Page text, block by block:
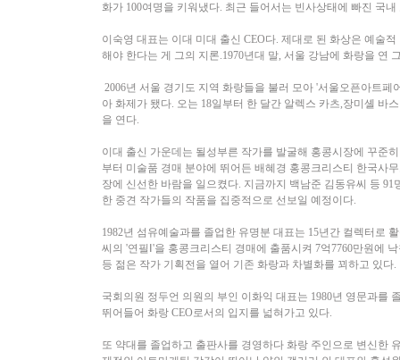
화가 100여명을 키워냈다. 최근 들어서는 빈사상태에 빠진 국
이숙영 대표는 이대 미대 출신 CEO다. 제대로 된 화상은 예술
해야 한다는 게 그의 지론.1970년대 말, 서울 강남에 화랑을 연
2006년 서울 경기도 지역 화랑들을 불러 모아 '서울오픈아트
아 화제가 됐다. 오는 18일부터 한 달간 알렉스 카츠,장미셸 바
을 연다.
이대 출신 가운데는 될성부른 작가를 발굴해 홍콩시장에 꾸준
부터 미술품 경매 분야에 뛰어든 배혜경 홍콩크리스티 한국사
장에 신선한 바람을 일으켰다. 지금까지 백남준 김동유씨 등
한 중견 작가들의 작품을 집중적으로 선보일 예정이다.
1982년 섬유예술과를 졸업한 유명분 대표는 15년간 컬렉터로
씨의 '연필Ⅰ'을 홍콩크리스티 경매에 출품시켜 7억7760만원에
등 젊은 작가 기획전을 열어 기존 화랑과 차별화를 꾀하고 있다.
국회의원 정두언 의원의 부인 이화익 대표는 1980년 영문과를
뛰어들어 화랑 CEO로서의 입지를 넓혀가고 있다.
또 약대를 졸업하고 출판사를 경영하다 화랑 주인으로 변신한